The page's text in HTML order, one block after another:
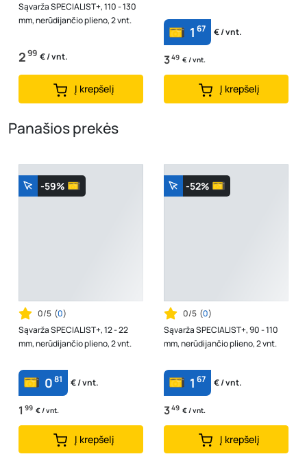
Sąvarža SPECIALIST+, 110 - 130
mm, nerūdijančio plieno, 2 vnt.
299 € / vnt.
Į krepšelį
1 67 € / vnt.
349 € / vnt.
Į krepšelį
Panašios prekės
-59%
0/5 (0)
Sąvarža SPECIALIST+, 12 - 22
mm, nerūdijančio plieno, 2 vnt.
081 € / vnt.
1 99 € / vnt.
Į krepšelį
-52%
0/5 (0)
Sąvarža SPECIALIST+, 90 - 110
mm, nerūdijančio plieno, 2 vnt.
1 67 € / vnt.
349 € / vnt.
Į krepšelį